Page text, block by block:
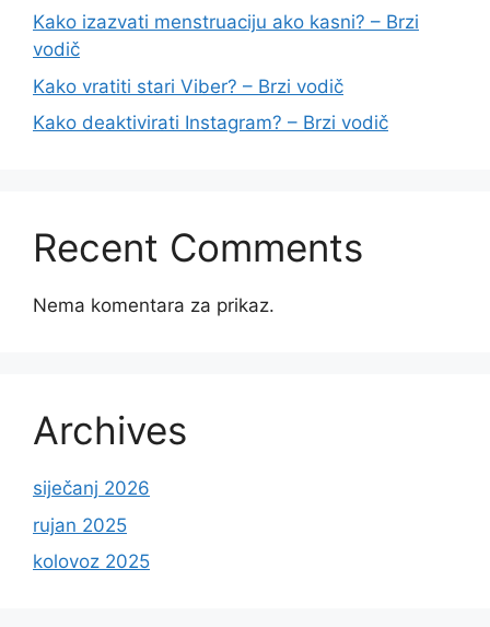
Kako izazvati menstruaciju ako kasni? – Brzi
vodič
Kako vratiti stari Viber? – Brzi vodič
Kako deaktivirati Instagram? – Brzi vodič
Recent Comments
Nema komentara za prikaz.
Archives
siječanj 2026
rujan 2025
kolovoz 2025